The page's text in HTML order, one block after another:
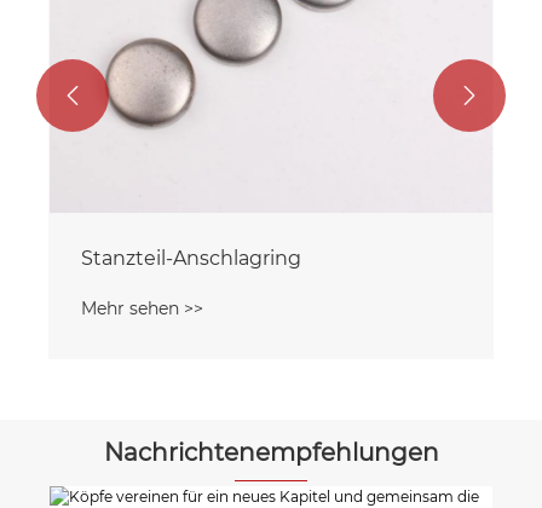
 
Nachrichtenempfehlungen